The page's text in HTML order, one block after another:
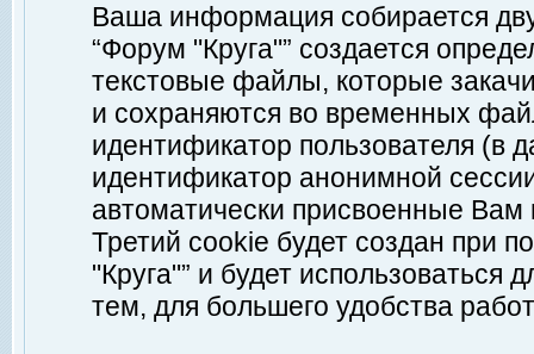
Ваша информация собирается
“Форум "Круга"” создается
текстовые файлы, которые
и сохраняются во временных
идентификатор пользователя (в
идентификатор анонимной
автоматически присвоенные
Третий cookie будет создан при
"Круга"” и будет
тем, для большего удобства